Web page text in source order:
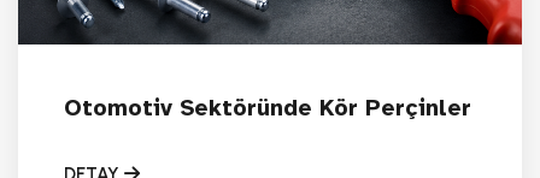
Otomotiv Sektöründe Kör Perçinler